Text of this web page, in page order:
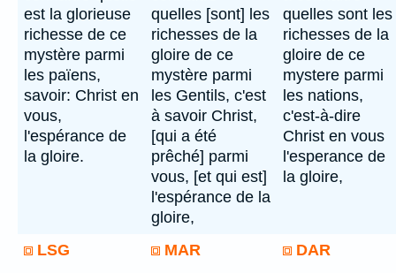
est la glorieuse
richesse de ce
mystère parmi
les païens,
savoir: Christ en
vous,
l'espérance de
la gloire.
quelles [sont] les
richesses de la
gloire de ce
mystère parmi
les Gentils, c'est
à savoir Christ,
[qui a été
prêché] parmi
vous, [et qui est]
l'espérance de la
gloire,
quelles sont les
richesses de la
gloire de ce
mystere parmi
les nations,
c'est-à-dire
Christ en vous
l'esperance de
la gloire,
LSG MAR DAR